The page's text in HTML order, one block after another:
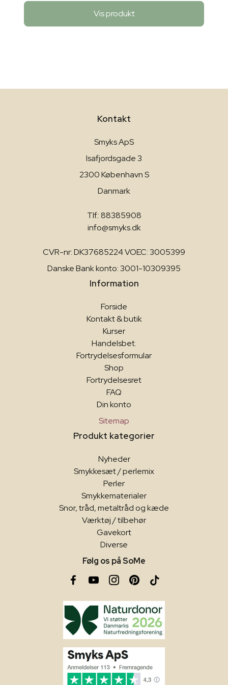
Vis produkt
Kontakt
Smyks ApS
Isafjordsgade 3
2300 København S
Danmark
Tlf.: 88385908
info@smyks.dk
CVR-nr: DK37685224 VOEC: 3005399
Danske Bank konto: 3001-10309395
Information
Forside
Kontakt & butik
Kurser
Handelsbet.
Fortrydelsesformular
Shop
Fortrydelsesret
FAQ
Din konto
Sitemap
Produkt kategorier
Nyheder
Smykkesæt / perlemix
Perler
Smykkematerialer
Snor, tråd, metaltråd og kæde
Værktøj / tilbehør
Gavekort
Diverse
Følg os på SoMe